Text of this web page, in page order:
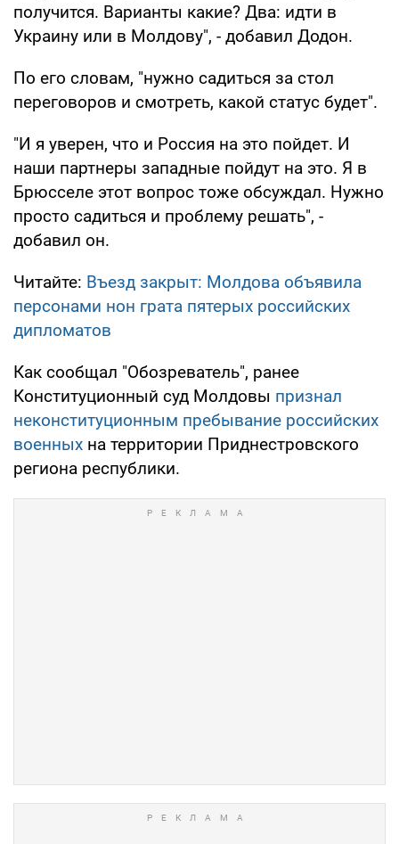
получится. Варианты какие? Два: идти в
Украину или в Молдову", - добавил Додон.
По его словам, "нужно садиться за стол
переговоров и смотреть, какой статус будет".
"И я уверен, что и Россия на это пойдет. И
наши партнеры западные пойдут на это. Я в
Брюсселе этот вопрос тоже обсуждал. Нужно
просто садиться и проблему решать", -
добавил он.
Читайте: Въезд закрыт: Молдова объявила
персонами нон грата пятерых российских
дипломатов
Как сообщал "Обозреватель", ранее
Конституционный суд Молдовы признал
неконституционным пребывание российских
военных на территории Приднестровского
региона республики.